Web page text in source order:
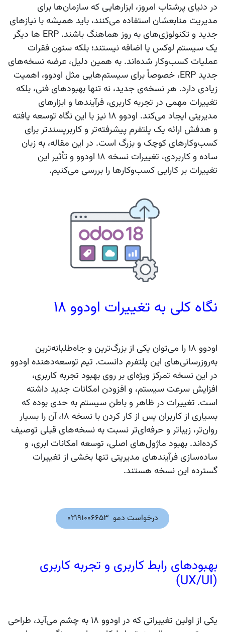
در دنیای پرشتاب امروز، ابزارهایی که سازمان‌ها برای
مدیریت منابعشان استفاده می‌کنند، باید همیشه با نیازهای
جدید و تکنولوژی‌های به‌ روز هماهنگ باشند. ERP ها دیگر
یک سیستم لوکس یا اضافه نیستند؛ بلکه ستون فقرات
عملیات کسب‌وکار شده‌اند. به همین دلیل، عرضه نسخه‌های
جدید ERP، خصوصاً برای سیستم‌هایی مثل اودوو، اهمیت
زیادی دارد. هر نسخه‌ی جدید، نه تنها بهبودهای فنی، بلکه
تغییرات مهمی در تجربه کاربری، فرآیندها و ابزارهای
مدیریتی ایجاد می‌کند. اودوو ۱۸ نیز با این نگاه توسعه یافته
و هدفش ارائه یک پلتفرم پیشرفته‌تر و کاربرپسندتر برای
کسب‌وکارهای کوچک و بزرگ است. در این مقاله، به زبان
ساده و کاربردی، تغییرات نسخه ۱۸ اودوو و تأثیر این
تغییرات بر کارایی کسب‌وکارها را بررسی می‌کنیم.
نگاه کلی به تغییرات اودوو ۱۸
اودوو ۱۸ را می‌توان یکی از بزرگ‌ترین و جاه‌طلبانه‌ترین
به‌روزرسانی‌های این پلتفرم دانست. تیم توسعه‌دهنده اودوو
در این نسخه تمرکز ویژه‌ای بر روی بهبود تجربه کاربری،
افزایش سرعت سیستم، و افزودن امکانات جدید داشته
است. تغییرات در ظاهر و باطن سیستم به حدی بوده که
بسیاری از کاربران پس از کار کردن با نسخه ۱۸، آن را بسیار
روان‌تر، زیباتر و حرفه‌ای‌تر نسبت به نسخه‌های قبلی توصیف
کرده‌اند. بهبود ماژول‌های اصلی، توسعه امکانات ابری، و
ساده‌سازی فرآیندهای مدیریتی تنها بخشی از تغییرات
گسترده این نسخه هستند.
در​​خواست دمو 02191006653
بهبودهای رابط کاربری و تجربه کاربری
(UX/UI)
یکی از اولین تغییراتی که در اودوو ۱۸ به چشم می‌آید، طراحی